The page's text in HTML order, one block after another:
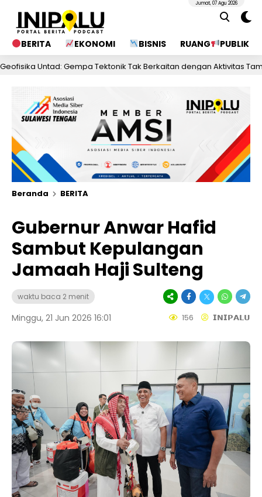
BERITA EKONOMI BISNIS RUANG PUBLIK
Jumat, 07 Agu 2026
Gempa Tektonik Tak Berkaitan dengan Aktivitas Tambang
Beranda BERITA
Gubernur Anwar Hafid
Sambut Kepulangan
Jamaah Haji Sulteng
waktu baca 2 menit
Minggu, 21 Jun 2026 16:01 156 𝗜𝗡𝗜𝗣𝗔𝗟𝗨